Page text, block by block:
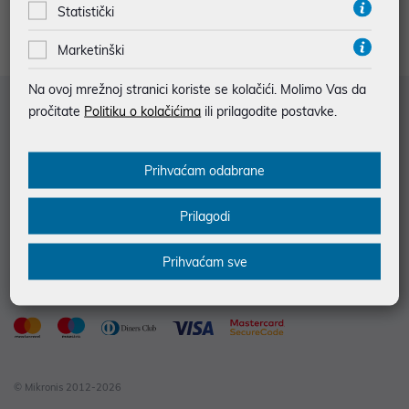
informacija o modelima računala i pronađite računalo po svojoj
Služba za korisnike
© Mikronis 2012-2026
Statistički
Marketinški
Na ovoj mrežnoj stranici koriste se kolačići. Molimo Vas da
pročitate Politiku o kolačićima ili prilagodite postavke.
Prihvaćam odabrane
Prilagodi
Prihvaćam sve